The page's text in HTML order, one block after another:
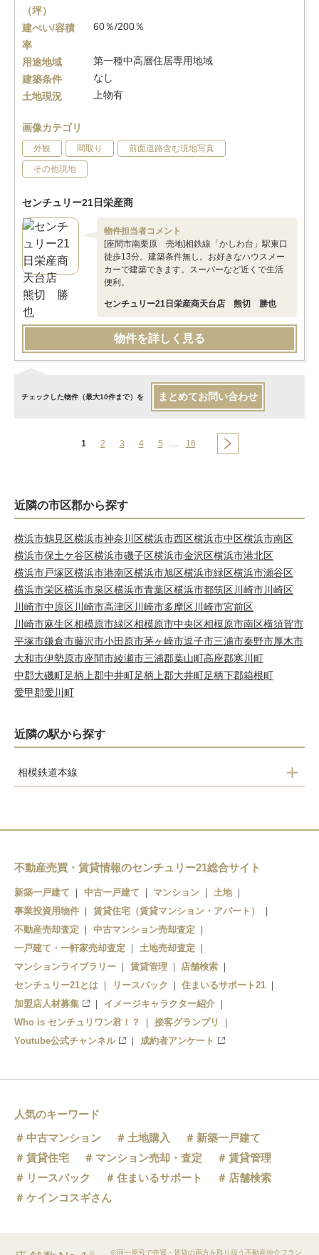
（坪）
建ぺい/容積
率
60％/200％
用途地域
第一種中高層住居専用地域
建築条件
なし
土地現況
上物有
画像カテゴリ
外観 間取り 前面道路含む現地写真
その他現地
センチュリー21日栄産商
物件担当者コメント
[座間市南栗原 売地]相鉄線「かしわ台」駅東口
徒歩13分。建築条件無し。お好きなハウスメー
カーで建築できます。スーパーなど近くで生活
便利。
センチュリー21日栄産商天台店 熊切 勝也
物件を詳しく見る
チェックした物件（最大10件まで）を まとめてお問い合わせ
1 2 3 4 5 … 16
近隣の市区郡から探す
横浜市鶴見区横浜市神奈川区横浜市西区横浜市中区横浜市南区
横浜市保土ケ谷区横浜市磯子区横浜市金沢区横浜市港北区
横浜市戸塚区横浜市港南区横浜市旭区横浜市緑区横浜市瀬谷区
横浜市栄区横浜市泉区横浜市青葉区横浜市都筑区川崎市川崎区
川崎市中原区川崎市高津区川崎市多摩区川崎市宮前区
川崎市麻生区相模原市緑区相模原市中央区相模原市南区横須賀市
平塚市鎌倉市藤沢市小田原市茅ヶ崎市逗子市三浦市秦野市厚木市
大和市伊勢原市座間市綾瀬市三浦郡葉山町高座郡寒川町
中郡大磯町足柄上郡中井町足柄上郡大井町足柄下郡箱根町
愛甲郡愛川町
近隣の駅から探す
相模鉄道本線
かしわ台
海老名
不動産売買・賃貸情報のセンチュリー21総合サイト
新築一戸建て 中古一戸建て マンション
土地
事業投資用物件
賃貸住宅（賃貸マンション・アパート）
不動産売却査定
中古マンション売却査定
一戸建て・一軒家売却査定
土地売却査定
マンションライブラリー
賃貸管理
店舗検索
センチュリー21とは
リースバック
住まいるサポート21
加盟店人材募集
イメージキャラクター紹介
Who is センチュリワン君！？
接客グランプリ
Youtube公式チャンネル
成約者アンケート
人気のキーワード
中古マンション
土地購入
新築一戸建て
賃貸住宅
マンション売却・査定
賃貸管理
リースバック
住まいるサポート
店舗検索
ケインコスギさん
※同一屋号で売買・賃貸の両方を取り扱う不動産仲介フラン